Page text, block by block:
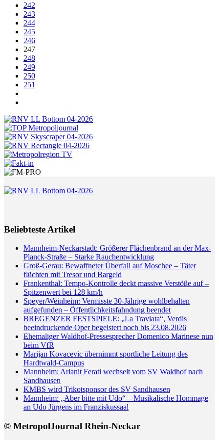
242
243
244
245
246
247
248
249
250
251
Beliebteste Artikel
Mannheim-Neckarstadt: Größerer Flächenbrand an der Max-
Planck-Straße – Starke Rauchentwicklung
Groß-Gerau: Bewaffneter Überfall auf Moschee – Täter
flüchten mit Tresor und Bargeld
Frankenthal: Tempo-Kontrolle deckt massive Verstöße auf –
Spitzenwert bei 128 km/h
Speyer/Weinheim: Vermisste 30-Jährige wohlbehalten
aufgefunden – Öffentlichkeitsfahndung beendet
BREGENZER FESTSPIELE: „La Traviata“, Verdis
beeindruckende Oper begeistert noch bis 23.08.2026
Ehemaliger Waldhof-Pressesprecher Domenico Marinese nun
beim VfR
Marijan Kovacevic übernimmt sportliche Leitung des
Hardtwald-Campus
Mannheim: Arianit Ferati wechselt vom SV Waldhof nach
Sandhausen
KMBS wird Trikotsponsor des SV Sandhausen
Mannheim: „Aber bitte mit Udo“ – Musikalische Hommage
an Udo Jürgens im Franziskussaal
© MetropolJournal Rhein-Neckar